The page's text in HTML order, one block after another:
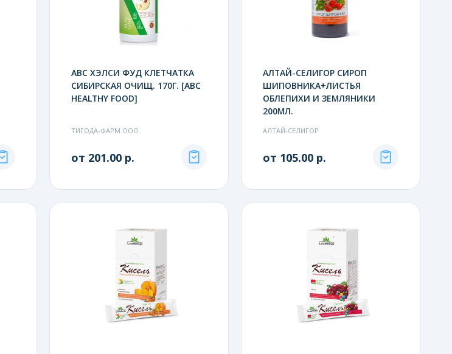
АВС ХЭЛСИ ФУД КЛЕТЧАТКА
СИБИРСКАЯ ОЧИЩ. 170Г. [ABC
HEALTHY FOOD]
ТИГОДА-ФАРМ ООО
от 201.00 р.
АЛТАЙ-СЕЛИГОР СИРОП
ШИПОВНИКА+ЛИСТЬЯ
ОБЛЕПИХИ И ЗЕМЛЯНИКИ
200МЛ.
АЛТАЙ-СЕЛИГОР
от 105.00 р.